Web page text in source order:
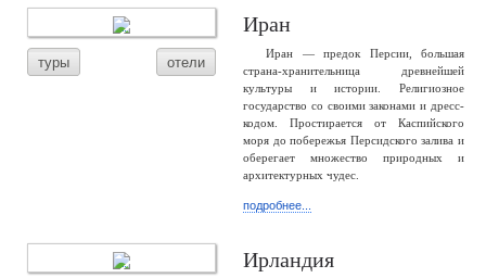
туры отели
Иран
Иран — предок Персии, большая
страна-хранительница древнейшей
культуры и истории. Религиозное
государство со своими законами и дресс-
кодом. Простирается от Каспийского
моря до побережья Персидского залива и
оберегает множество природных и
архитектурных чудес.
подробнее...
Ирландия